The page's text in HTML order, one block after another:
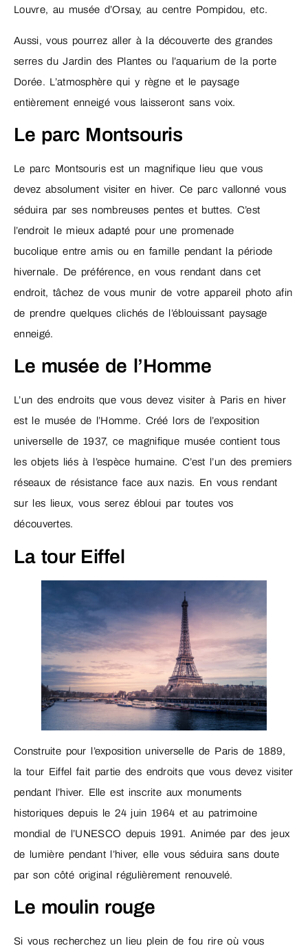
Louvre, au musée d’Orsay, au centre Pompidou, etc.
Aussi, vous pourrez aller à la découverte des grandes
serres du Jardin des Plantes ou l’aquarium de la porte
Dorée. L’atmosphère qui y règne et le paysage
entièrement enneigé vous laisseront sans voix.
Le parc Montsouris
Le parc Montsouris est un magnifique lieu que vous
devez absolument visiter en hiver. Ce parc vallonné vous
séduira par ses nombreuses pentes et buttes. C’est
l’endroit le mieux adapté pour une promenade
bucolique entre amis ou en famille pendant la période
hivernale. De préférence, en vous rendant dans cet
endroit, tâchez de vous munir de votre appareil photo afin
de prendre quelques clichés de l’éblouissant paysage
enneigé.
Le musée de l’Homme
L’un des endroits que vous devez visiter à Paris en hiver
est le musée de l’Homme. Créé lors de l’exposition
universelle de 1937, ce magnifique musée contient tous
les objets liés à l’espèce humaine. C’est l’un des premiers
réseaux de résistance face aux nazis. En vous rendant
sur les lieux, vous serez ébloui par toutes vos
découvertes.
La tour Eiffel
Construite pour l’exposition universelle de Paris de 1889,
la tour Eiffel fait partie des endroits que vous devez visiter
pendant l’hiver. Elle est inscrite aux monuments
historiques depuis le 24 juin 1964 et au patrimoine
mondial de l’UNESCO depuis 1991. Animée par des jeux
de lumière pendant l’hiver, elle vous séduira sans doute
par son côté original régulièrement renouvelé.
Le moulin rouge
Si vous recherchez un lieu plein de fou rire où vous